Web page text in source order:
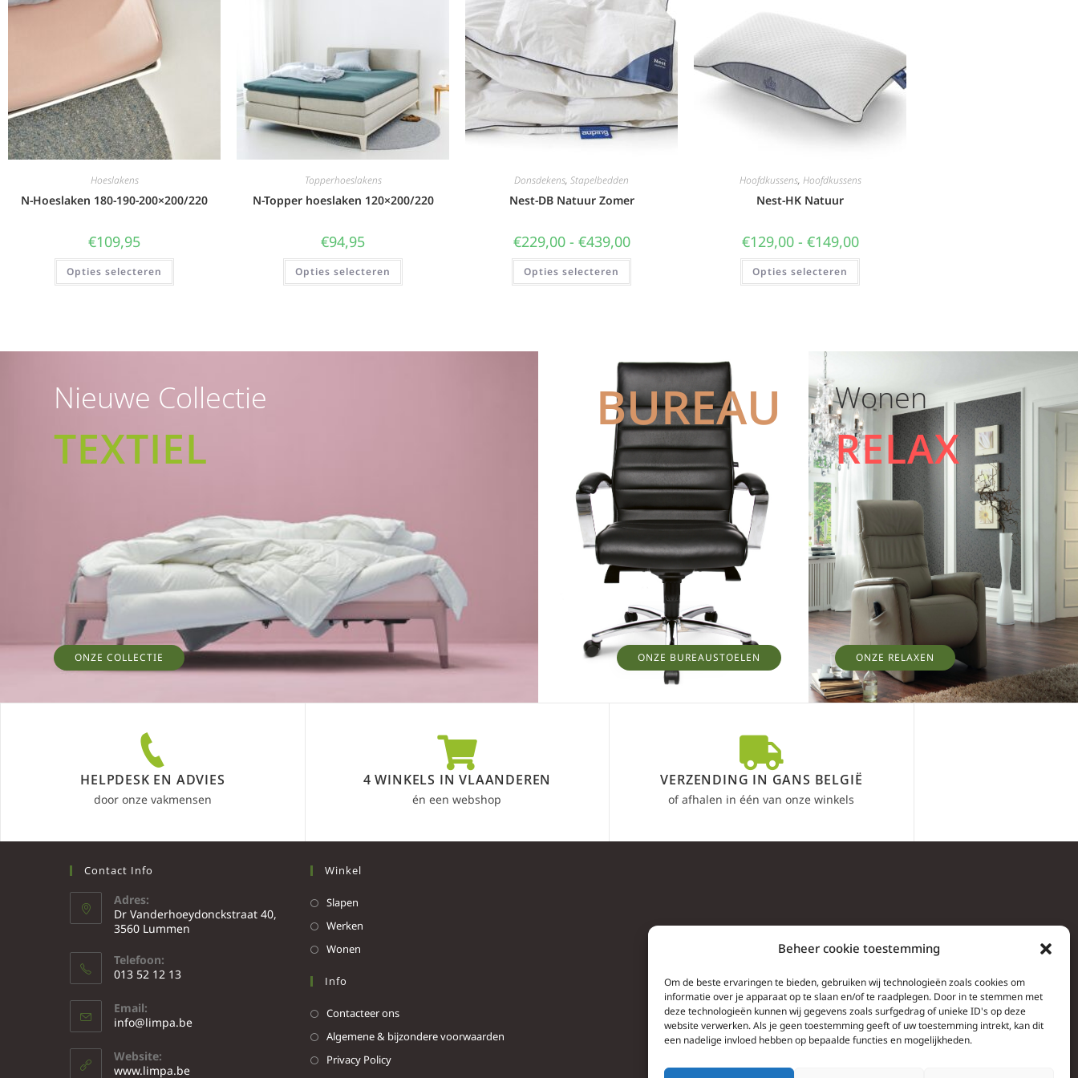
Beheer cookie toestemming
Om de beste ervaringen te bieden, gebruiken wij technologieën zoals cookies om
informatie over je apparaat op te slaan en/of te raadplegen. Door in te stemmen met
deze technologieën kunnen wij gegevens zoals surfgedrag of unieke ID's op deze
website verwerken. Als je geen toestemming geeft of uw toestemming intrekt, kan dit
een nadelige invloed hebben op bepaalde functies en mogelijkheden.
Hoeslakens
N-Hoeslaken 180-190-200×200/220
€109,95
Opties selecteren
Topperhoeslakens
N-Topper hoeslaken 120×200/220
€94,95
Opties selecteren
Donsdekens, Stapelbedden
Nest-DB Natuur Zomer
€229,00 - €439,00
Opties selecteren
Hoofdkussens, Hoofdkussens
Nest-HK Natuur
€129,00 - €149,00
Opties selecteren
Nieuwe Collectie
TEXTIEL
ONZE COLLECTIE
BUREAU
ONZE BUREAUSTOELEN
Wonen
RELAX
ONZE RELAXEN
HELPDESK EN ADVIES
door onze vakmensen
4 WINKELS IN VLAANDEREN
én een webshop
VERZENDING IN GANS BELGIË
of afhalen in één van onze winkels
Contact Info
Adres:
Dr Vanderhoeydonckstraat 40,
3560 Lummen
Telefoon:
013 52 12 13
Email:
info@limpa.be
Website:
www.limpa.be
Winkel
Slapen
Werken
Wonen
Info
Contacteer ons
Algemene & bijzondere voorwaarden
Privacy Policy